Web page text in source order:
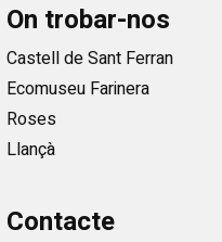
On trobar-nos
Castell de Sant Ferran
Ecomuseu Farinera
Roses
Llançà
Contacte